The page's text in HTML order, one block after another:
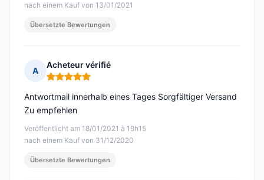
nach einem Kauf von 13/01/2021
Übersetzte Bewertungen
A
Acheteur vérifié
Hinweis: 5 von 5
Veröffentlicht am 18/01/2021 à 19h15
nach einem Kauf von 31/12/2020
Antwortmail innerhalb eines Tages Sorgfältiger Versand
Zu empfehlen
Übersetzte Bewertungen